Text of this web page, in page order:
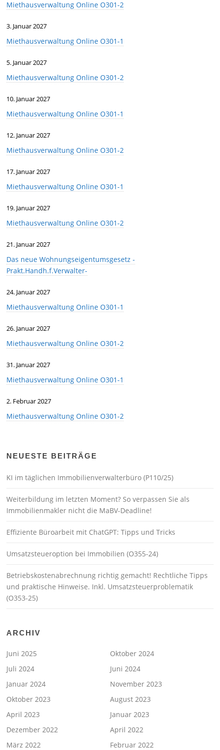
Miethausverwaltung Online O301-2
3. Januar 2027
Miethausverwaltung Online O301-1
5. Januar 2027
Miethausverwaltung Online O301-2
10. Januar 2027
Miethausverwaltung Online O301-1
12. Januar 2027
Miethausverwaltung Online O301-2
17. Januar 2027
Miethausverwaltung Online O301-1
19. Januar 2027
Miethausverwaltung Online O301-2
21. Januar 2027
Das neue Wohnungseigentumsgesetz -
Prakt.Handh.f.Verwalter-
24. Januar 2027
Miethausverwaltung Online O301-1
26. Januar 2027
Miethausverwaltung Online O301-2
31. Januar 2027
Miethausverwaltung Online O301-1
2. Februar 2027
Miethausverwaltung Online O301-2
NEUESTE BEITRÄGE
KI im täglichen Immobilienverwalterbüro (P110/25)
Weiterbildung im letzten Moment? So verpassen Sie als
Immobilienmakler nicht die MaBV-Deadline!
Effiziente Büroarbeit mit ChatGPT: Tipps und Tricks
Umsatzsteueroption bei Immobilien (O355-24)
Betriebskostenabrechnung richtig gemacht! Rechtliche Tipps
und praktische Hinweise. Inkl. Umsatzsteuerproblematik
(O353-25)
ARCHIV
Juni 2025
Oktober 2024
Juli 2024
Juni 2024
Januar 2024
November 2023
Oktober 2023
August 2023
April 2023
Januar 2023
Dezember 2022
April 2022
März 2022
Februar 2022